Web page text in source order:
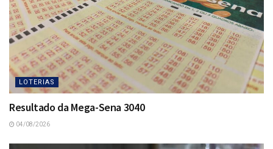
LOTERIAS
Resultado da Mega-Sena 3040
04/08/2026